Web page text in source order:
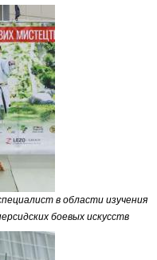
в области изучения
боевых искусств